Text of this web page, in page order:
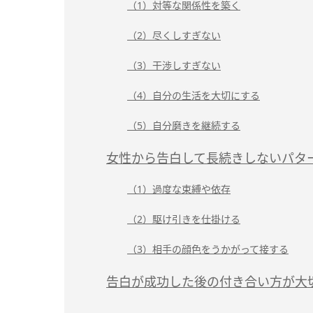
（1）対等な関係性を築く
（2）尽くしすぎない
（3）干渉しすぎない
（4）自分の生活を大切にする
（5）自分磨きを継続する
女性から告白して長続きしないパタ
（1）過度な束縛や依存
（2）駆け引きを仕掛ける
（3）相手の顔色をうかがって接する
告白が成功した後の付き合い方が大